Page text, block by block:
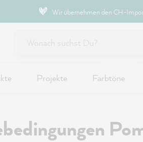
Wir übernehmen den CH-
Projekte Farbtöne